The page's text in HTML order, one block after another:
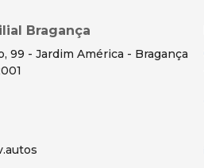
Bragança
99 - Jardim América - Bragança